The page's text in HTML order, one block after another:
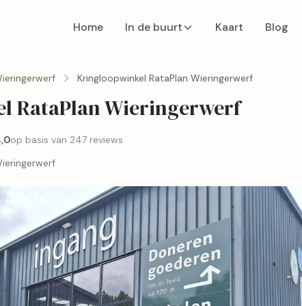
Home In de buurt Kaart Blog
Kringloopwinkel RataPlan Wieringerwerf
RataPlan Wieringerwerf
op basis van 247 reviews